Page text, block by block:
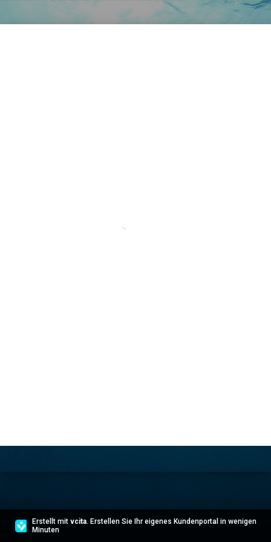
Erstellt mit vcita. Erstellen Sie Ihr eigenes Kundenportal in wenigen
Minuten